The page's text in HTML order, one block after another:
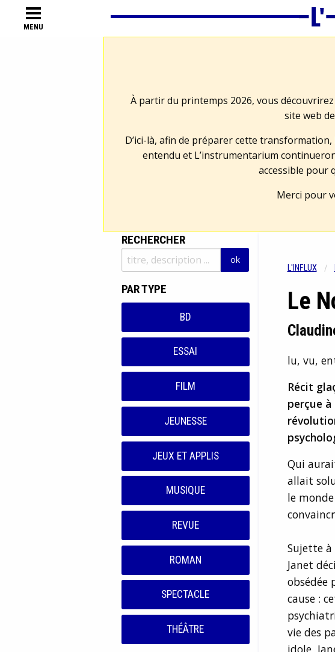
MENU
À partir du printemps 2026, vous
site web
D’ici-là, afin de préparer cette
entendu et L’instrumentarium
accessible pour
Merci pour
RECHERCHER
PAR TYPE
BD
ESSAI
FILM
JEUNESSE
JEUX ET APPLIS
MUSIQUE
REVUE
ROMAN
SPECTACLE
THÉÂTRE
L'INFLUX
Le
lu, vu,
Récit
perçue
Qui
allait
le
Sujette à
Janet
obsédée
cause :
vie des
idole,